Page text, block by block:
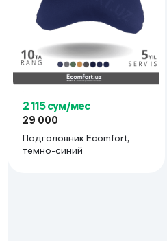
Очки виртуальной реальности
Умные очки
2 115 сум/мес
29 000
Подголовник Ecomfort,
темно-синий